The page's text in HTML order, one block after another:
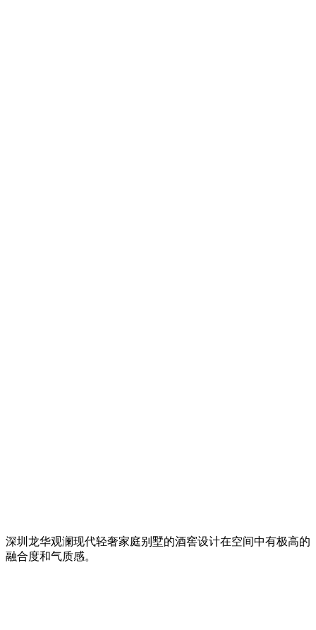
深圳龙华观澜现代轻奢家庭别墅的酒窖设计在空间中有极高的
融合度和气质感。